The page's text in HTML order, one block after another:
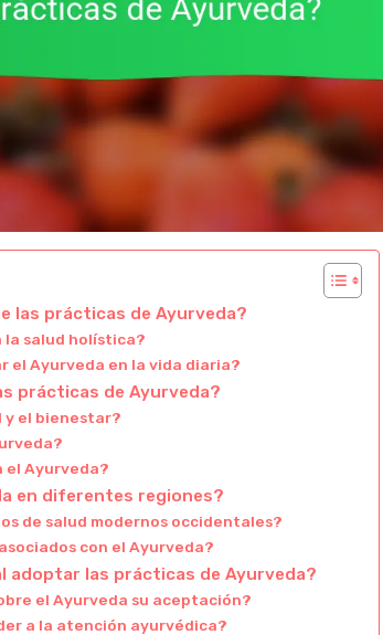
las prácticas de Ayurveda?
la salud holística?
el Ayurveda en la vida diaria?
prácticas de Ayurveda?
y el bienestar?
el Ayurveda?
en diferentes regiones?
de salud modernos occidentales?
con el Ayurveda?
las prácticas de Ayurveda?
el Ayurveda su aceptación?
a la atención ayurvédica?